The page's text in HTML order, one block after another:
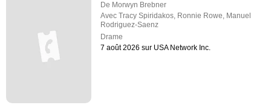
De Morwyn Brebner
AvecTracy Spiridakos, Ronnie Rowe, Manuel
Rodriguez-Saenz
Drame
7 août 2026 sur USA Network Inc.